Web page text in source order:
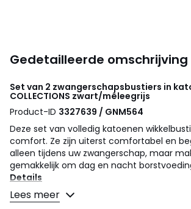
Gedetailleerde omschrijving
Set van 2 zwangerschapsbustiers in
COLLECTIONS zwart/mêleegrijs
Product-ID 3327639 / GNM564
Deze set van volledig katoenen
comfort. Ze zijn uiterst comfortabel en
alleen tijdens uw zwangerschap, maar
gemakkelijk om dag en nacht
Details
• Bustier
• Zonder binnencups
Lees meer